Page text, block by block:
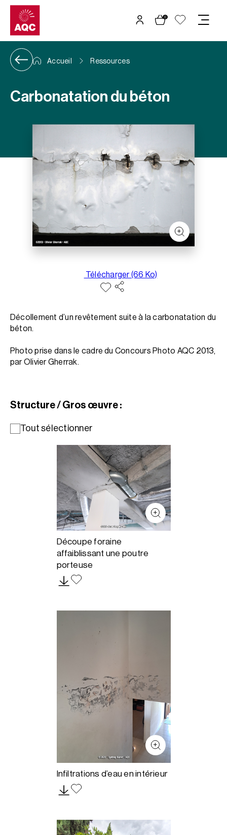
Panneau de gestion des cookies
0
Accueil Ressources
Carbonatation du béton
Télécharger (66 Ko)
Décollement d’un revêtement suite à la carbonatation du
béton.
Photo prise dans le cadre du Concours Photo AQC 2013,
par Olivier Gherrak.
Structure / Gros œuvre :
Tout sélectionner
Découpe foraine
affaiblissant une poutre
porteuse
Infiltrations d’eau en intérieur